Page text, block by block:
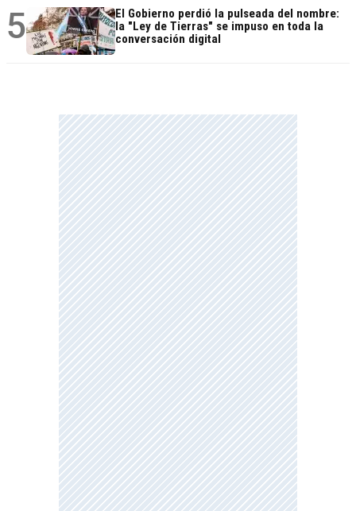
5
El Gobierno perdió la pulseada del nombre:
la "Ley de Tierras" se impuso en toda la
conversación digital